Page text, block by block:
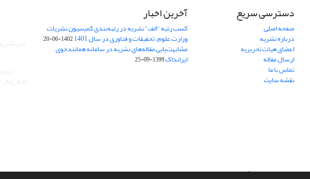
دسترسی سریع
صفحه اصلی
درباره نشریه
اعضای هیات تحریریه
ارسال مقاله
تماس با ما
نقشه سایت
آخرین اخبار
کسب رتبه "الف" نشریه در رتبه‌بندی کمیسیون نشریات
وزارت علوم، تحقیقات و فناوری در سال 1401 1402-06-20
مشابهت‌یابی مقاله‌های نشریه در سامانه همانندجوی
ایرانداک1399-09-25
سامانه مدیریت نشریات علمی.طراحی و پیاده سازی ازسیناوب